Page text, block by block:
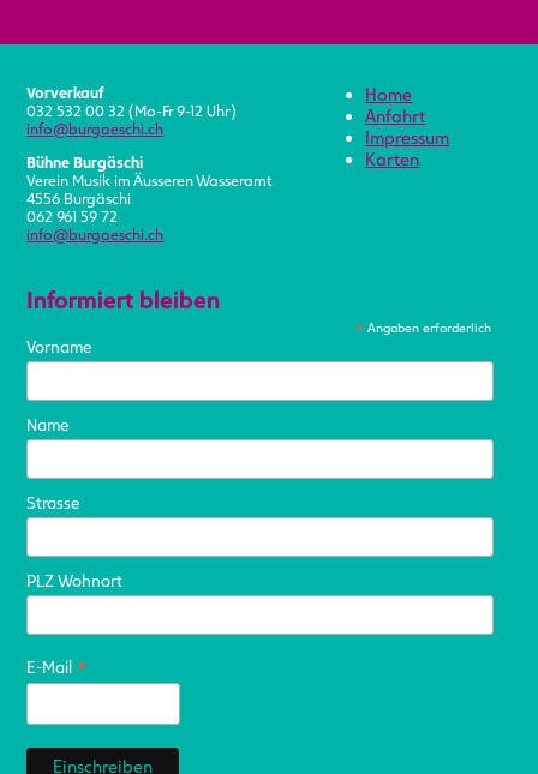
Vorverkauf
032 532 00 32 (Mo-Fr 9-12 Uhr)
info@burgaeschi.ch
Bühne Burgäschi
Verein Musik im Äusseren Wasseramt
4556 Burgäschi
062 961 59 72
info@burgaeschi.ch
Home
Anfahrt
Impressum
Karten
Informiert bleiben
* Angaben erforderlich
Vorname
Name
Strasse
PLZ Wohnort
E-Mail *